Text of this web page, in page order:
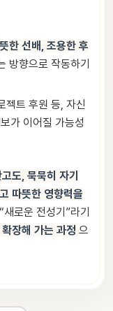
한 선배, 조용한 후
방향으로 작동하기
젝트 후원 등, 자신
가 이어질 가능성
도, 묵묵히 자기
따뜻한 영향력을
로운 전성기”라기
장해 가는 과정 으